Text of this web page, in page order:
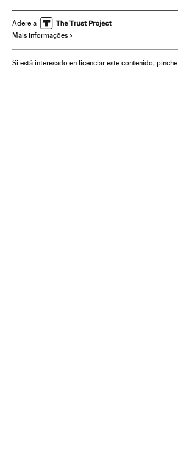
Cannes
Adere a
Mais informações
Si está interesado en licenciar este contenido, pinche